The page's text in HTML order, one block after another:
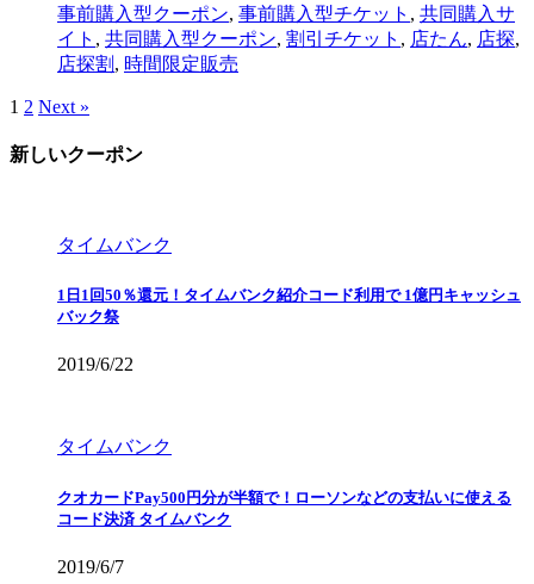
事前購入型クーポン, 事前購入型チケット , 共同購入サ
イト , 共同購入型クーポン, 割引チケット , 店たん, 店探,
店探割 , 時間限定販売
1 2 Next »
新しいクーポン
タイムバンク
1日1回50％還元！タイムバンク紹介コード利用で 1億円キャッシュ
バック祭
2019/6/22
タイムバンク
クオカードPay500円分が半額で！ローソンなどの支払いに使える
コード決済 タイムバンク
2019/6/7